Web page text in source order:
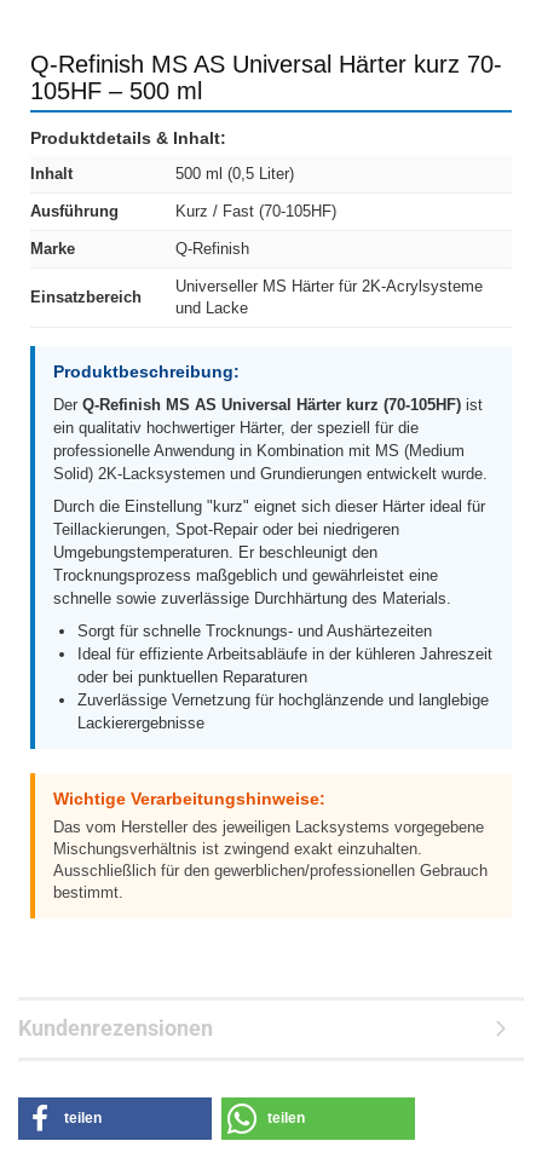
Q-Refinish MS AS Universal Härter kurz 70-
105HF – 500 ml
Produktdetails & Inhalt:
Inhalt 500 ml (0,5 Liter)
Ausführung Kurz / Fast (70-105HF)
Marke Q-Refinish
Einsatzbereich
Universeller MS Härter für 2K-Acrylsysteme
und Lacke
Produktbeschreibung:
Der Q-Refinish MS AS Universal Härter kurz (70-105HF) ist
ein qualitativ hochwertiger Härter, der speziell für die
professionelle Anwendung in Kombination mit MS (Medium
Solid) 2K-Lacksystemen und Grundierungen entwickelt wurde.
Durch die Einstellung "kurz" eignet sich dieser Härter ideal für
Teillackierungen, Spot-Repair oder bei niedrigeren
Umgebungstemperaturen. Er beschleunigt den
Trocknungsprozess maßgeblich und gewährleistet eine
schnelle sowie zuverlässige Durchhärtung des Materials.
Sorgt für schnelle Trocknungs- und Aushärtezeiten
Ideal für effiziente Arbeitsabläufe in der kühleren Jahreszeit
oder bei punktuellen Reparaturen
Zuverlässige Vernetzung für hochglänzende und langlebige
Lackierergebnisse
Wichtige Verarbeitungshinweise:
Das vom Hersteller des jeweiligen Lacksystems vorgegebene
Mischungsverhältnis ist zwingend exakt einzuhalten.
Ausschließlich für den gewerblichen/professionellen Gebrauch
bestimmt.
Kundenrezensionen
teilen teilen